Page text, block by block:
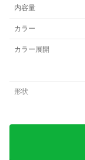
内容量
カラー
カラー展開
形状